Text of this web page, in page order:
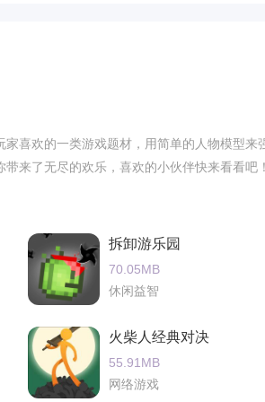
喜欢的一类游戏题材，用简单的人物模型来
来了无尽的欢乐，喜欢的小伙伴快来看看吧
拆卸游乐园
70.05MB
休闲益智
火柴人经典对决
55.91MB
网络游戏